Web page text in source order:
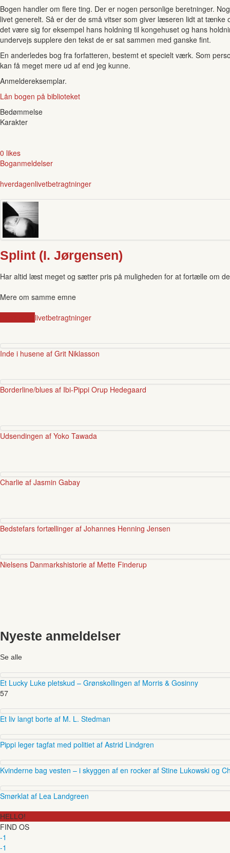
Bogen handler om flere ting. Der er nogen personlige beretninger.
livet generelt. Så er der de små vitser som giver læseren lidt at
det være sig for eksempel hans holdning til kongehuset og hans
undervejs supplere den tekst de er sat sammen med ganske fint.
En anderledes bog fra forfatteren, bestemt et specielt værk. Som
kan få meget mere ud af end jeg kunne.
Anmeldereksemplar.
Lån bogen på biblioteket
Bedømmelse
Karakter
0 likes
Boganmeldelser
hverdagenlivetbetragtninger
Splint (I. Jørgensen)
Har altid læst meget og sætter pris på muligheden for at fortælle om
Mere om samme emne
livetbetragtninger
Inde i husene af Grit Niklasson
Borderline/blues af Ibi-Pippi Orup Hedegaard
Udsendingen af Yoko Tawada
Charlie af Jasmin Gabay
Bedstefars fortællinger af Johannes Henning Jensen
Nielsens Danmarkshistorie af Mette Finderup
Nyeste anmeldelser
Se alle
Et Lucky Luke pletskud – Grønskollingen af Morris & Gosinny
57
Et liv langt borte af M. L. Stedman
Pippi leger tagfat med politiet af Astrid Lindgren
Kvinderne bag vesten – i skyggen af en rocker af Stine Lukowski og
Smørklat af Lea Landgreen
HELLO!
FIND OS
-1
-1